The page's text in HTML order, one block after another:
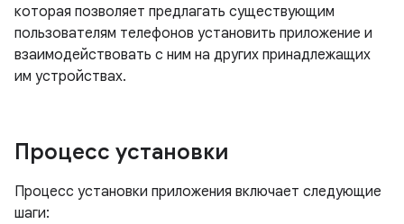
которая позволяет предлагать существующим
пользователям телефонов установить приложение и
взаимодействовать с ним на других принадлежащих
им устройствах.
Процесс установки
Процесс установки приложения включает следующие
шаги: